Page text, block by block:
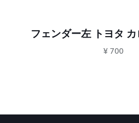
100系 ヘッドライ